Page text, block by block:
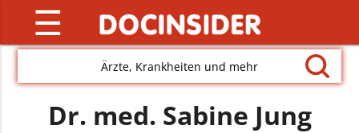
☰
Ärzte, Krankheiten und mehr
Dr. med. Sabine Jung